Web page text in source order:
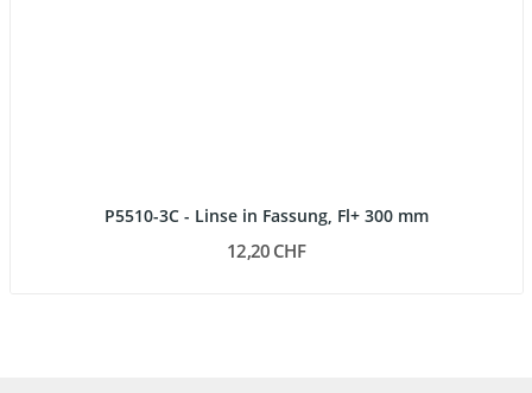
P5510-3C - Linse in Fassung, Fl+ 300 mm
12,20 CHF